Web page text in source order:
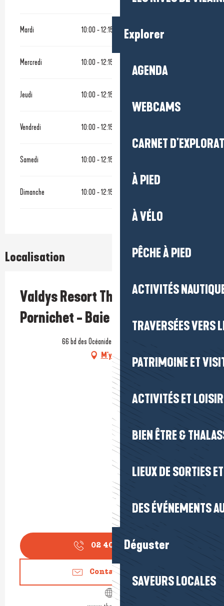
Explorer
AGENDA
WEBCAMS
CARNET
À PIED
À VÉLO
PÊCHE À PIED
ACTIVITÉS
TRAVERSÉES VERS
PATRIMOINE ET
ACTIVITÉS ET
BIEN ÊTRE &
LIEUX DE SORTIES
DES ÉVÉNEMENTS
Déguster
SAVEURS LOCALES
Mardi 10:00 - 12:15 17:00 - 18:45
Mercredi 10:00 - 12:15
Jeudi 10:00 - 12:15
Vendredi 10:00 - 12:15
Samedi 10:00 - 12:15
Dimanche 10:00 - 12:15
Localisation
Valdys Resort Thalasso & Spa
Pornichet - Baie de La Baule
66 bd des Océanides, 44380 Pornichet
M'y rendre
02 40 61 89▒▒
Contactez-nous